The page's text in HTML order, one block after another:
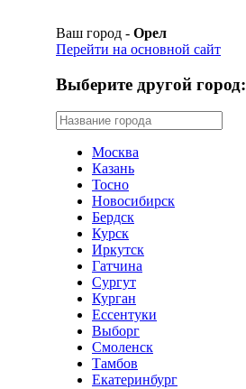
Ваш город - Орел
Перейти на основной сайт
Выберите другой город:
Москва
Казань
Тосно
Новосибирск
Бердск
Курск
Иркутск
Гатчина
Сургут
Курган
Ессентуки
Выборг
Смоленск
Тамбов
Екатеринбург